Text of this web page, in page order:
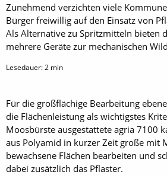
Zunehmend verzichten viele
Bürger freiwillig auf den Einsatz von
Als Alternative zu Spritzmitteln bieten
mehrere Geräte zur mechanischen
Lesedauer:2 min
Für die großflächige Bearbeitung
die Flächenleistung als wichtigstes
Moosbürste ausgestattete agria 7100
aus Polyamid in kurzer Zeit große mit
bewachsene Flächen bearbeiten und
dabei zusätzlich das Pflaster.